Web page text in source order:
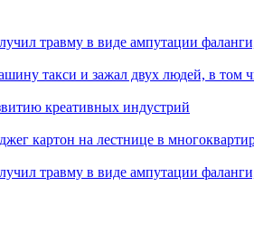
травму в виде ампутации
такси и зажал двух людей, в том
креативных индустрий
картон на лестнице в
травму в виде ампутации